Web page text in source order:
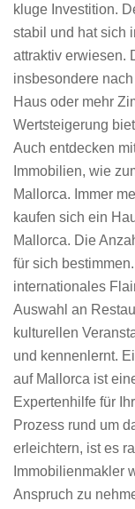
kluge Investition.
stabil und hat sich
attraktiv erwiesen.
insbesondere
Haus oder mehr
Wertsteigerung
Auch entdecken
Immobilien, wie
Mallorca. Immer
kaufen sich ein
Mallorca. Die
für sich
internationales
Auswahl an
kulturellen
und kennenlernt.
auf Mallorca ist
Expertenhilfe für
Prozess rund um
erleichtern, ist es
Immobilienmakler
Anspruch zu